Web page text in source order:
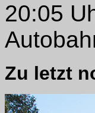
20:05
Zu letzt